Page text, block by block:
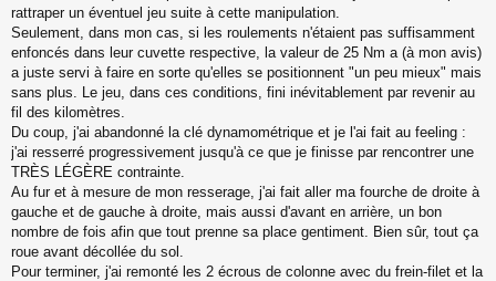
rattraper un éventuel jeu suite à cette manipulation.
Seulement, dans mon cas, si les roulements n'étaient pas suffisamment
enfoncés dans leur cuvette respective, la valeur de 25 Nm a (à mon avis)
a juste servi à faire en sorte qu'elles se positionnent "un peu mieux" mais
sans plus. Le jeu, dans ces conditions, fini inévitablement par revenir au
fil des kilomètres.
Du coup, j'ai abandonné la clé dynamométrique et je l'ai fait au feeling :
j'ai resserré progressivement jusqu'à ce que je finisse par rencontrer une
TRÈS LÉGÈRE contrainte.
Au fur et à mesure de mon resserage, j'ai fait aller ma fourche de droite à
gauche et de gauche à droite, mais aussi d'avant en arrière, un bon
nombre de fois afin que tout prenne sa place gentiment. Bien sûr, tout ça
roue avant décollée du sol.
Pour terminer, j'ai remonté les 2 écrous de colonne avec du frein-filet et la